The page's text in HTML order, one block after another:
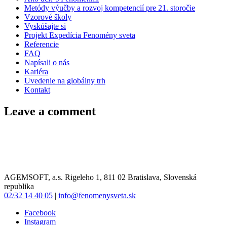
Metódy výučby a rozvoj kompetencií pre 21. storočie
Vzorové školy
Vyskúšajte si
Projekt Expedícia Fenomény sveta
Referencie
FAQ
Napísali o nás
Kariéra
Uvedenie na globálny trh
Kontakt
Leave a comment
AGEMSOFT, a.s. Rigeleho 1, 811 02 Bratislava, Slovenská
republika
02/32 14 40 05 | info@fenomenysveta.sk
Facebook
Instagram